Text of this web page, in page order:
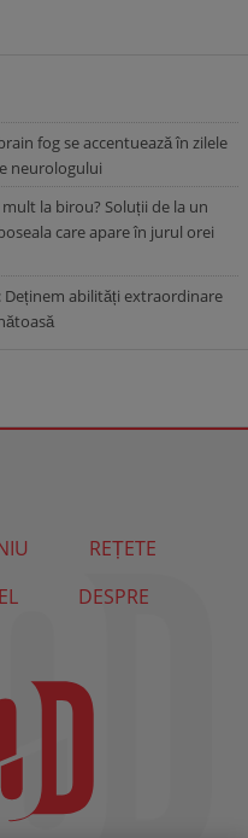
fog se accentuează în zilele
neurologului
la birou? Soluții de la un
care apare în jurul orei
Deținem abilități extraordinare
REȚETE
DESPRE